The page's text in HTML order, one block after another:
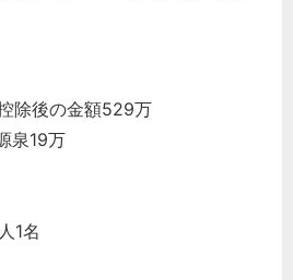
除後の金額529万
泉19万
1名